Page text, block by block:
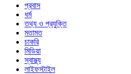
প্রবাস
ধর্ম
তথ্য ও প্রযুক্তি
মতামত
চাকরি
মিডিয়া
স্বাস্থ্য
লাইফস্টাইল